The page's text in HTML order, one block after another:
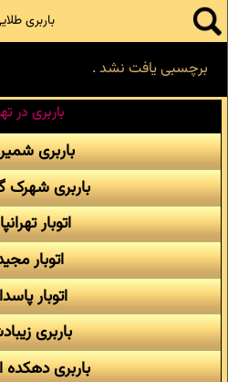
باربری
برچسبی یافت نشد .
باربری در
باربری
باربری شهرک
اتوبار
اتوبار
اتوبار
باربری
باربری دهکده
جستجو